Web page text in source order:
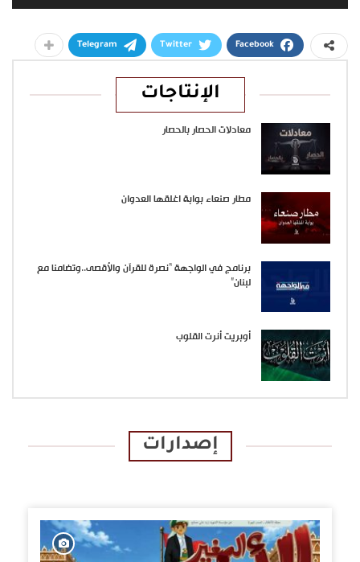
الصوت
Facebook
Twitter
Telegram
الإنتاجات
معادلات الحصار بالحصار
مطار صنعاء بوابة اغلقها العدوان
برنامج في الواجهة “نصرة للقرآن والأقصى..وتضامنا مع
لبنان”
أوبريت أنرت القلوب
إصدارات